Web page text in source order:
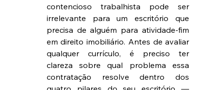
contencioso trabalhista pode ser
irrelevante para um escritório que
precisa de alguém para atividade-fim
em direito imobiliário. Antes de avaliar
qualquer currículo, é preciso ter
clareza sobre qual problema essa
contratação resolve dentro dos